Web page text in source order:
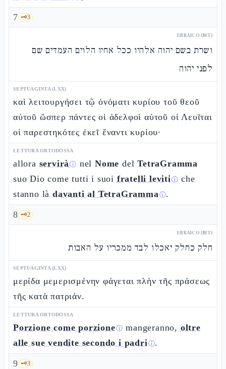
7 🗝️3
EBRAICO (MT)
ושרת בשם יהוה אלהיו ככל אחיו הלוים העמדים שם
לפני יהוה
SEPTUAGINTA (LXX)
καὶ λειτουργήσει τῷ ὀνόματι κυρίου τοῦ θεοῦ
αὐτοῦ ὥσπερ πάντες οἱ ἀδελφοὶ αὐτοῦ οἱ Λευῖται
οἱ παρεστηκότες ἐκεῖ ἔναντι κυρίου·
LETTURA ORTODOSSA
allora serviràⓘ nelNome delTetraGramma
suo Dio come tutti i suoi fratelli levitiⓘ che
stanno là davanti al TetraGrammaⓘ.
8 🗝️2
EBRAICO (MT)
חלק כחלק יאכלו לבד ממכריו על האבות
SEPTUAGINTA (LXX)
μερίδα μεμερισμένην φάγεται πλὴν τῆς πράσεως
τῆς κατὰ πατριάν.
LETTURA ORTODOSSA
Porzione come porzioneⓘ mangeranno, oltre
alle sue vendite secondo i padriⓘ.
9 🗝️3